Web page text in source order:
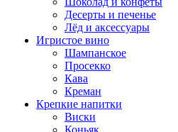
Десерты и печенье
Лёд и аксессуары
Игристое вино
Шампанское
Просекко
Кава
Креман
Крепкие напитки
Виски
Коньяк